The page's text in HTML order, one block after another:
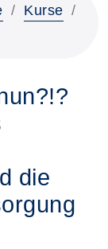
Kurse
die